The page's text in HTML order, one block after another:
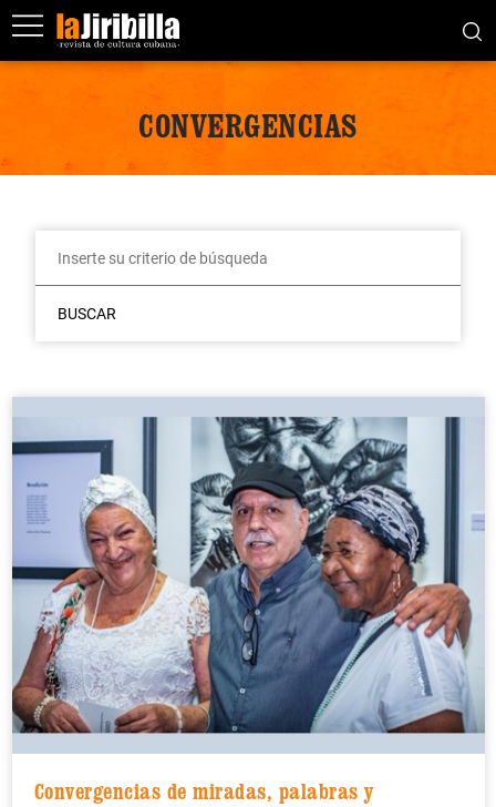
CONVERGENCIAS
BUSCAR
Convergencias de miradas, palabras y